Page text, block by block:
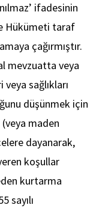
ifadesinin
Hükümeti taraf
çağırmıştır.
mevzuatta veya
sağlıkları
düşünmek için
maden
dayanarak,
koşullar
kurtarma
sayılı